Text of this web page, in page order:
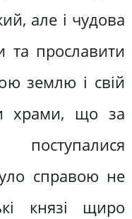
але і чудова
та прославити
землю і свій
храми, що за
справою не
князі щиро